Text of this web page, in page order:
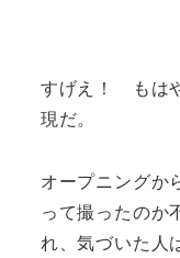
すげえ！ もは
現だ。
オープニングか
って撮ったのか
れ、気づいた人